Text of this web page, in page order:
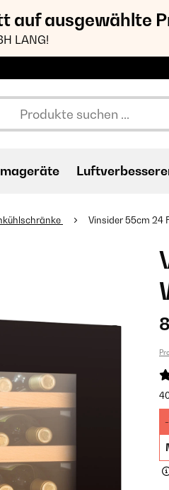
auf ausgewählte
LANG!
Vinsider 55cm 24